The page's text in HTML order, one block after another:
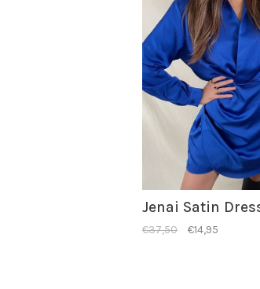
Jenai Satin
€37,50 €14,95